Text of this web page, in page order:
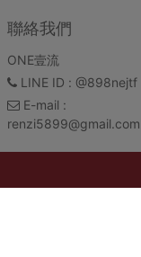
聯絡我們
ONE壹流
LINE ID : @898nejtf
E-mail :
renzi5899@gmail.com
ONE壹流